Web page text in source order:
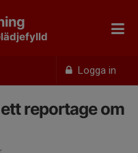
Logga in
reportage om